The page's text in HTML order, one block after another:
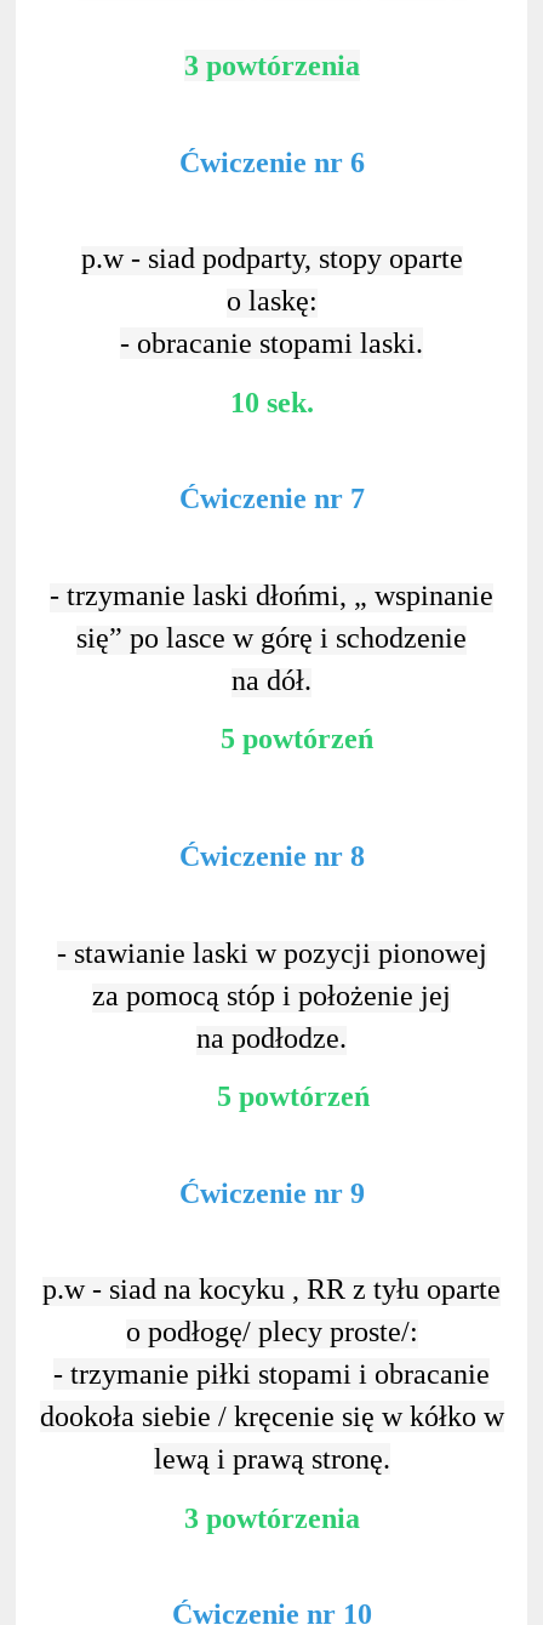
3 powtórzenia
Ćwiczenie nr 6
p.w - siad podparty, stopy oparte
o laskę:
- obracanie stopami laski.
10 sek.
Ćwiczenie nr 7
- trzymanie laski dłońmi, „ wspinanie
się” po lasce w górę i schodzenie
na dół.
5 powtórzeń
Ćwiczenie nr 8
- stawianie laski w pozycji pionowej
za pomocą stóp i położenie jej
na podłodze.
5 powtórzeń
Ćwiczenie nr 9
p.w - siad na kocyku , RR z tyłu oparte
o podłogę/ plecy proste/:
- trzymanie piłki stopami i obracanie
dookoła siebie / kręcenie się w kółko w
lewą i prawą stronę.
3 powtórzenia
Ćwiczenie nr 10